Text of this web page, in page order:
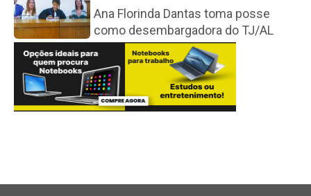
Ana Florinda Dantas toma posse
como desembargadora do TJ/AL